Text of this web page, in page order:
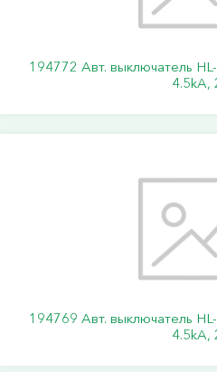
194772 Авт. выключатель
4.5kA,
194769 Авт. выключатель
4.5kA,